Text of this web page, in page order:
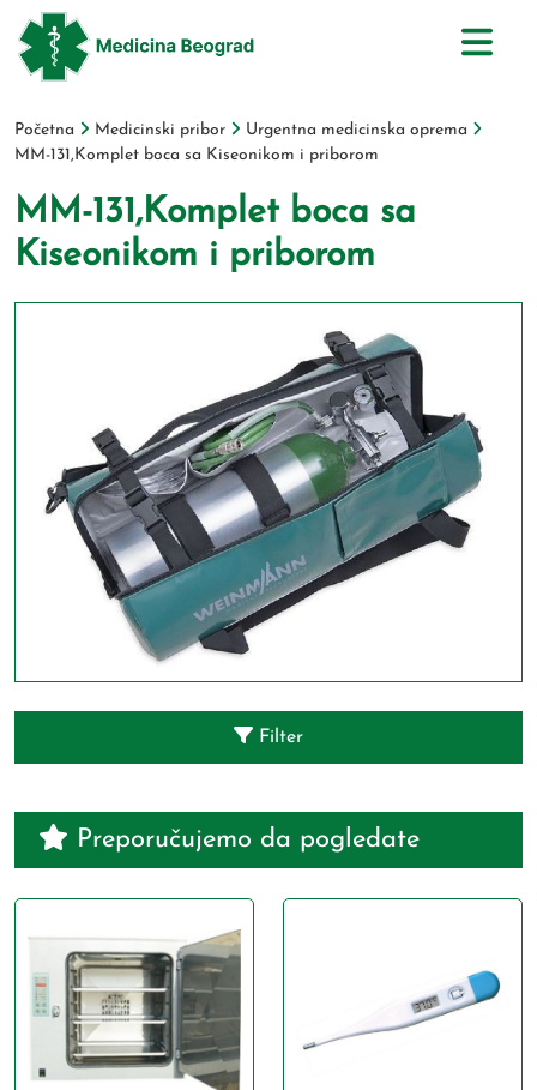
Početna Medicinski pribor
Urgentna medicinska oprema
MM-131,Komplet boca sa Kiseonikom i priborom
MM-131,Komplet boca sa
Kiseonikom i priborom
Filter
Preporučujemo da pogledate